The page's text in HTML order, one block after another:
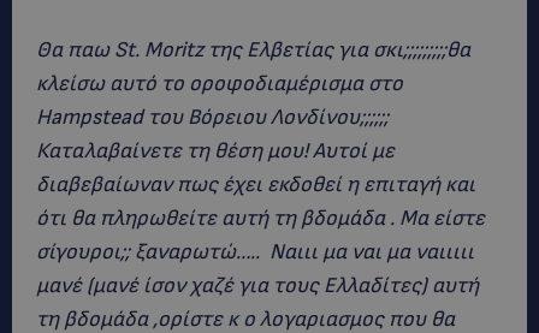
Θα παω St. Moritz της Ελβετίας για σκι;;;;;;;;;θα
κλείσω αυτό το οροφοδιαμέρισμα στο
Hampstead του Βόρειου Λονδίνου;;;;;;
Καταλαβαίνετε τη θέση μου! Αυτοί με
διαβεβαίωναν πως έχει εκδοθεί η επιταγή και
ότι θα πληρωθείτε αυτή τη βδομάδα . Μα είστε
σίγουροι;; ξαναρωτώ….. Ναιιι μα ναι μα ναιιιιι
μανέ (μανέ ίσον χαζέ για τους Ελλαδίτες) αυτή
τη βδομάδα ,ορίστε κ ο λογαριασμος που θα